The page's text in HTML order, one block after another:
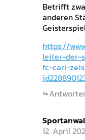
Betrifft
anderen
https://
leiter-der-
fc-carl-
12. April